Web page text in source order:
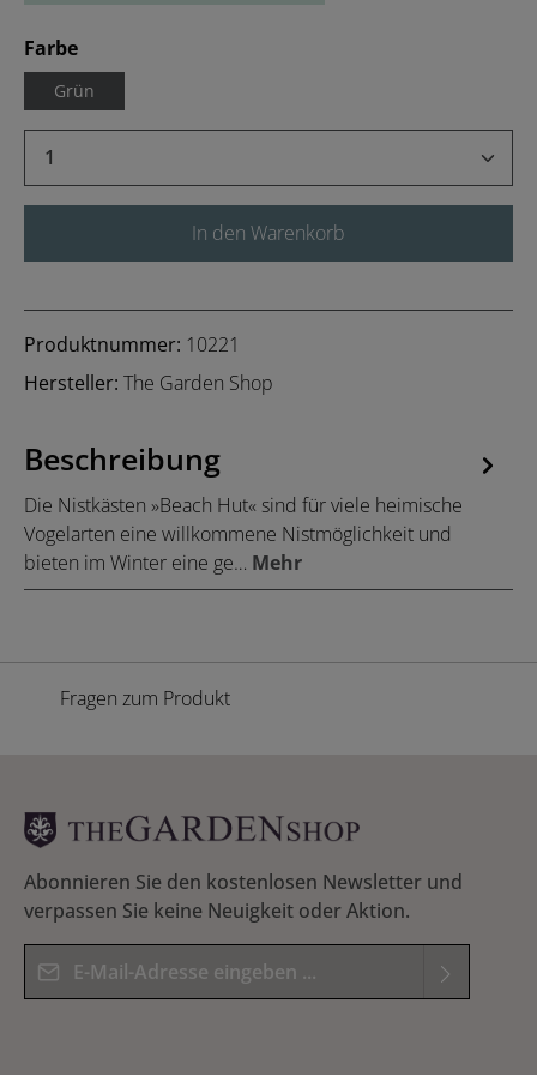
Farbeauswählen
Grün
Produkt Anzahl: Gib den gewünschten
In den Warenkorb
Produktnummer: 10221
Hersteller: The Garden Shop
Beschreibung
Die Nistkästen »Beach Hut« sind für viele heimische
Vogelarten eine willkommene Nistmöglichkeit und
bieten im Winter eine ge… Mehr
Fragen zum Produkt
Abonnieren Sie den kostenlosen Newsletter und
verpassen Sie keine Neuigkeit oder Aktion.
E-Mail-Adresse*